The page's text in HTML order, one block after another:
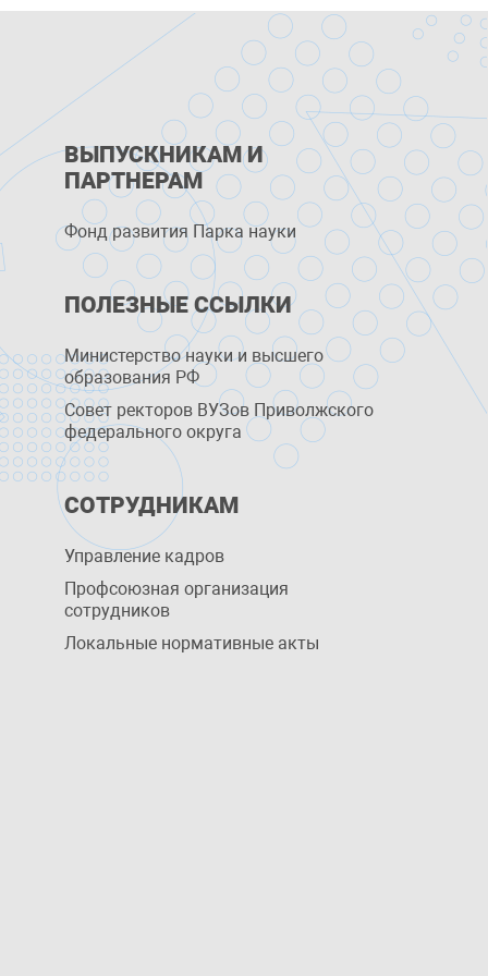
ВЫПУСКНИКАМ И
ПАРТНЕРАМ
Фонд развития Парка науки
ПОЛЕЗНЫЕ ССЫЛКИ
Министерство науки и высшего
образования РФ
Совет ректоров ВУЗов Приволжского
федерального округа
СОТРУДНИКАМ
Управление кадров
Профсоюзная организация
сотрудников
Локальные нормативные акты